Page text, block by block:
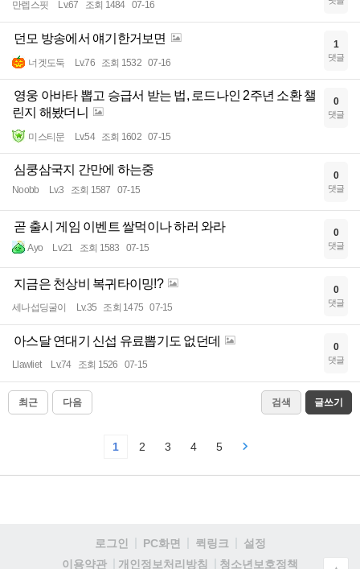
만렙스핏 Lv.67 조회 1484 07-16
던모 방송에서 얘기한거보면
너겟도둑 Lv.76 조회 1532 07-16
1
댓글
영웅 아바타 뽑고 승급서 받는 법, 로드나인 2주년 소환 챌
린지 해봤더니
미스티문 Lv.54 조회 1602 07-15
0
댓글
심쿵삼국지 간만에 하는중
Noobb Lv.3 조회 1587 07-15
0
댓글
곧 출시 게임 이벤트 쌀먹이나 하러 와라
Ayo Lv.21 조회 1583 07-15
0
댓글
지금은 천상비 복귀타이밍!?
세나섭딩굴이 Lv.35 조회 1475 07-15
0
댓글
아스달 연대기 신섭 유료뽑기도 없던데
Llawliet Lv.74 조회 1526 07-15
0
댓글
최근 다음 검색 글쓰기
1 2 3 4 5
로그인 PC화면 퀵링크
설정
이용약관
개인정보처리방침 청소년보호정책